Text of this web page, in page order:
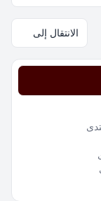
الانتقال إلى